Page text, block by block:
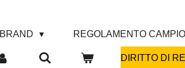
BRAND REGOLAMENTO
DIRITTO DI